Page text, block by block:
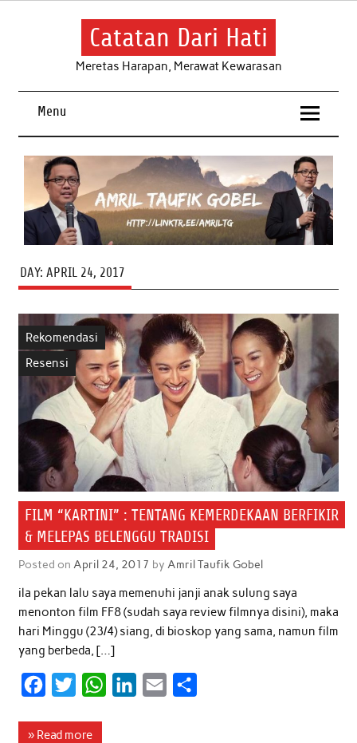
Skip
Catatan Dari Hati
Meretas Harapan, Merawat Kewarasan
Menu
DAY: APRIL 24, 2017
Rekomendasi
Resensi
FILM “KARTINI” : TENTANG KEMERDEKAAN BERFIKIR
& MELEPAS BELENGGU TRADISI
Posted on April 24, 2017 by Amril Taufik Gobel
ila pekan lalu saya memenuhi janji anak sulung saya
menonton film FF8 (sudah saya review filmnya disini), maka
hari Minggu (23/4) siang, di bioskop yang sama, namun film
yang berbeda, […]
c
i
W
» Read more